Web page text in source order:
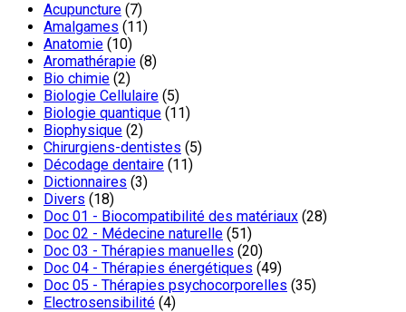
Acupuncture (7)
Amalgames (11)
Anatomie (10)
Aromathérapie (8)
Bio chimie (2)
Biologie Cellulaire (5)
Biologie quantique (11)
Biophysique (2)
Chirurgiens-dentistes (5)
Décodage dentaire (11)
Dictionnaires (3)
Divers (18)
Doc 01 - Biocompatibilité des matériaux (28)
Doc 02 - Médecine naturelle (51)
Doc 03 - Thérapies manuelles (20)
Doc 04 - Thérapies énergétiques (49)
Doc 05 - Thérapies psychocorporelles (35)
Electrosensibilité (4)